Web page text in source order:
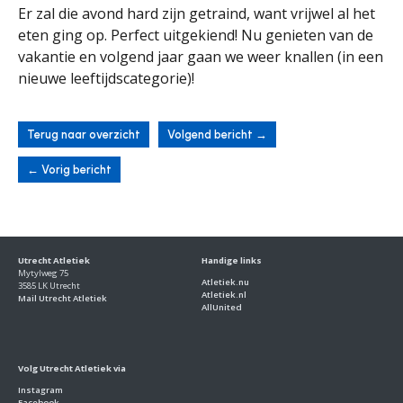
Er zal die avond hard zijn getraind, want vrijwel al het
eten ging op. Perfect uitgekiend! Nu genieten van de
vakantie en volgend jaar gaan we weer knallen (in een
nieuwe leeftijdscategorie)!
Terug naar overzicht Volgend bericht →
← Vorig bericht
Utrecht Atletiek
Mytylweg 75
3585 LK Utrecht
Mail Utrecht Atletiek
Handige links
Atletiek.nu
Atletiek.nl
AllUnited
Volg Utrecht Atletiek via
Instagram